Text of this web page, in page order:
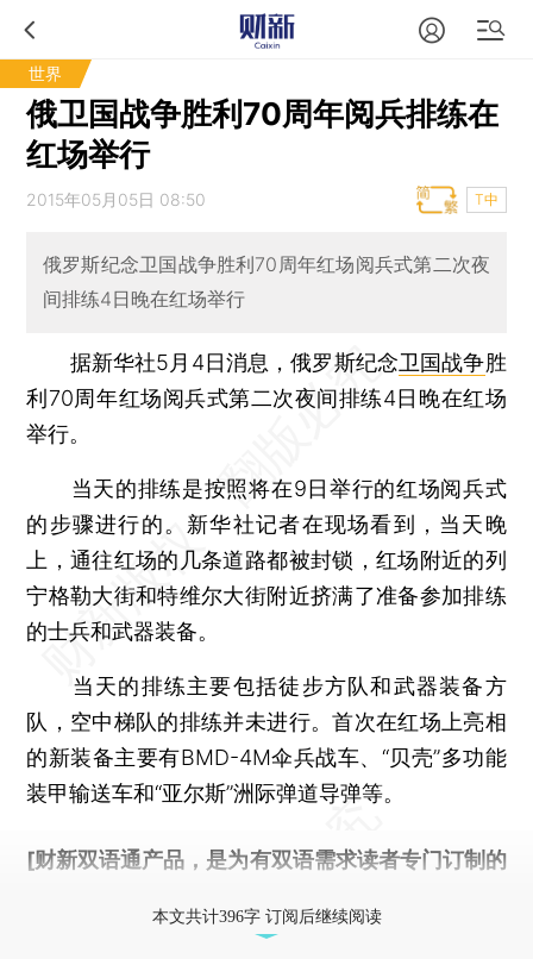
世界
俄卫国战争胜利70周年阅兵排练在
红场举行
2015年05月05日 08:50 T中
俄罗斯纪念卫国战争胜利70周年红场阅兵式第二次夜
间排练4日晚在红场举行
据新华社5月4日消息，俄罗斯纪念卫国战争胜
利70周年红场阅兵式第二次夜间排练4日晚在红场
举行。
当天的排练是按照将在9日举行的红场阅兵式
的步骤进行的。新华社记者在现场看到，当天晚
上，通往红场的几条道路都被封锁，红场附近的列
宁格勒大街和特维尔大街附近挤满了准备参加排练
的士兵和武器装备。
当天的排练主要包括徒步方队和武器装备方
队，空中梯队的排练并未进行。首次在红场上亮相
的新装备主要有BMD-4M伞兵战车、“贝壳”多功能
装甲输送车和“亚尔斯”洲际弹道导弹等。
[财新双语通产品，是为有双语需求读者专门订制的
本文共计396字 订阅后继续阅读